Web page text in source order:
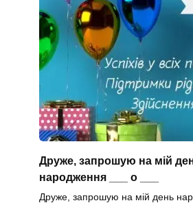
Друже, запрошую на мій
народження ___ о ___
Друже, запрошую на мій день